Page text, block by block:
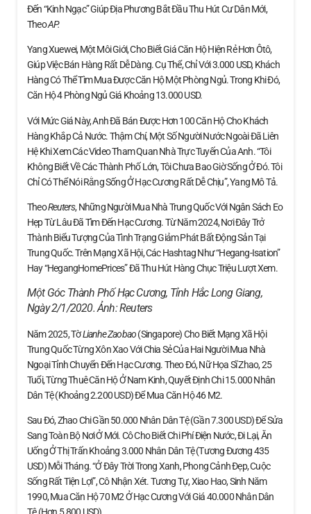
Đến “kinh Ngạc” Giúp Địa Phương Bắt Đầu Thu Hút Cư Dân Mới,
TheoAP.
Yang Xuewei, Một Môi Giới, Cho Biết Giá Căn Hộ Hiện Rẻ Hơn Ôtô,
Giúp Việc Bán Hàng Rất Dễ Dàng. Cụ Thể, Chỉ Với 3.000 USD, Khách
Hàng Có Thể Tìm Mua Được Căn Hộ Một Phòng Ngủ. Trong Khi Đó,
Căn Hộ 4 Phòng Ngủ Giá Khoảng 13.000 USD.
Với Mức Giá Này, Anh Đã Bán Được Hơn 100 Căn Hộ Cho Khách
Hàng Khắp Cả Nước. Thậm Chí, Một Số Người Nước Ngoài Đã Liên
Hệ Khi Xem Các Video Tham Quan Nhà Trực Tuyến Của Anh. “Tôi
Không Biết Về Các Thành Phố Lớn, Tôi Chưa Bao Giờ Sống Ở Đó. Tôi
Chỉ Có Thể Nói Rằng Sống Ở Hạc Cương Rất Dễ Chịu”, Yang Mô Tả.
TheoReuters, Những Người Mua Nhà Trung Quốc Với Ngân Sách Eo
Hẹp Từ Lâu Đã Tìm Đến Hạc Cương. Từ Năm 2024, Nơi Đây Trở
Thành Biểu Tượng Của Tình Trạng Giảm Phát Bất Động Sản Tại
Trung Quốc. Trên Mạng Xã Hội, Các Hashtag Như “Hegang-Isation”
Hay “HegangHomePrices” Đã Thu Hút Hàng Chục Triệu Lượt Xem.
Một Góc Thành Phố Hạc Cương, Tỉnh Hắc Long Giang,
Ngày 2/1/2020. Ảnh:Reuters
Năm 2025, TờLianhe Zaobao(Singapore) Cho Biết Mạng Xã Hội
Trung Quốc Từng Xôn Xao Với Chia Sẻ Của Hai Người Mua Nhà
Ngoại Tỉnh Chuyển Đến Hạc Cương. Theo Đó, Nữ Họa Sĩ Zhao, 25
Tuổi, Từng Thuê Căn Hộ Ở Nam Kinh, Quyết Định Chi 15.000 Nhân
Dân Tệ (khoảng 2.200 USD) Để Mua Căn Hộ 46 M2.
Sau Đó, Zhao Chi Gần 50.000 Nhân Dân Tệ (gần 7.300 USD) Để Sửa
Sang Toàn Bộ Nơi Ở Mới. Cô Cho Biết Chi Phí Điện Nước, Đi Lại, Ăn
Uống Ở Thị Trấn Khoảng 3.000 Nhân Dân Tệ (tương Đương 435
USD) Mỗi Tháng. “Ở Đây Trời Trong Xanh, Phong Cảnh Đẹp, Cuộc
Sống Rất Tiện Lợi”, Cô Nhận Xét. Tương Tự, Xiao Hao, Sinh Năm
1990, Mua Căn Hộ 70 M2 Ở Hạc Cương Với Giá 40.000 Nhân Dân